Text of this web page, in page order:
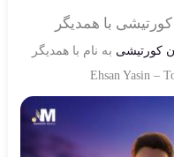
با همدیگر
کورتیشی به نام با همدیگر
Ehsan Yasin –